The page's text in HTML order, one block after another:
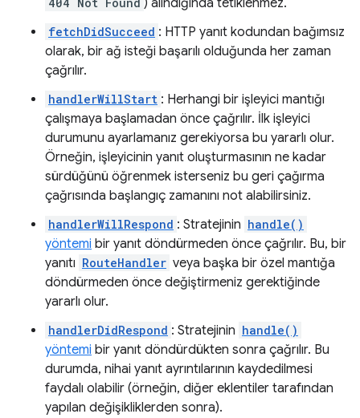
) alındığında tetiklenmez.
fetchDidSucceed : HTTP yanıt kodundan bağımsız
olarak, bir ağ isteği başarılı olduğunda her zaman
çağrılır.
handlerWillStart : Herhangi bir işleyici mantığı
çalışmaya başlamadan önce çağrılır. İlk işleyici
durumunu ayarlamanız gerekiyorsa bu yararlı olur.
Örneğin, işleyicinin yanıt oluşturmasının ne kadar
sürdüğünü öğrenmek isterseniz bu geri çağırma
çağrısında başlangıç zamanını not alabilirsiniz.
handlerWillRespond : Stratejinin handle()
yöntemi bir yanıt döndürmeden önce çağrılır. Bu, bir
yanıtı RouteHandler veya başka bir özel mantığa
döndürmeden önce değiştirmeniz gerektiğinde
yararlı olur.
handlerDidRespond : Stratejinin handle()
yöntemi bir yanıt döndürdükten sonra çağrılır. Bu
durumda, nihai yanıt ayrıntılarının kaydedilmesi
faydalı olabilir (örneğin, diğer eklentiler tarafından
yapılan değişikliklerden sonra).